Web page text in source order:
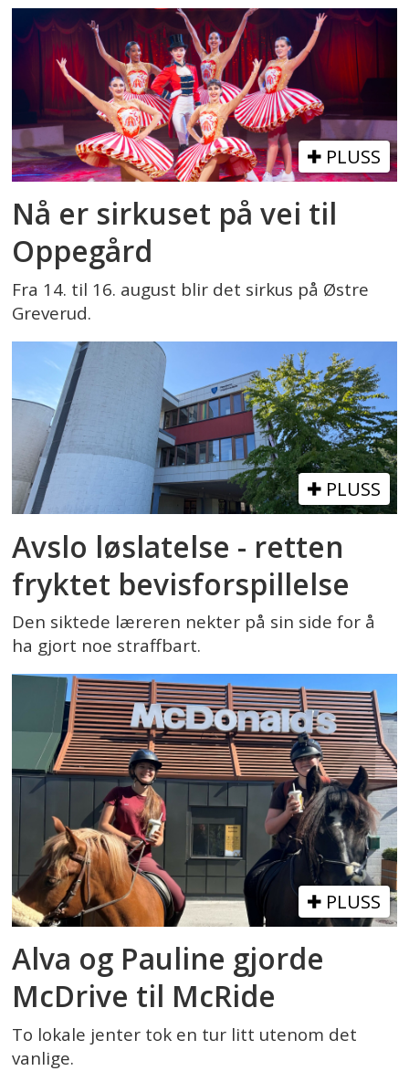
PLUSS
Nå er sirkuset på vei til
Oppegård
Fra 14. til 16. august blir det sirkus på Østre
Greverud.
PLUSS
Avslo løslatelse - retten
fryktet bevisforspillelse
Den siktede læreren nekter på sin side for å
ha gjort noe straffbart.
PLUSS
Alva og Pauline gjorde
McDrive til McRide
To lokale jenter tok en tur litt utenom det
vanlige.